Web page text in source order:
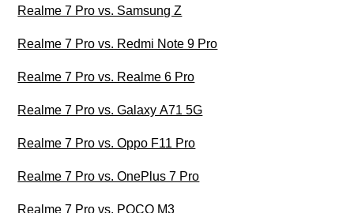
Realme 7 Pro vs. Samsung Z
Realme 7 Pro vs. Redmi Note 9 Pro
Realme 7 Pro vs. Realme 6 Pro
Realme 7 Pro vs. Galaxy A71 5G
Realme 7 Pro vs. Oppo F11 Pro
Realme 7 Pro vs. OnePlus 7 Pro
Realme 7 Pro vs. POCO M3